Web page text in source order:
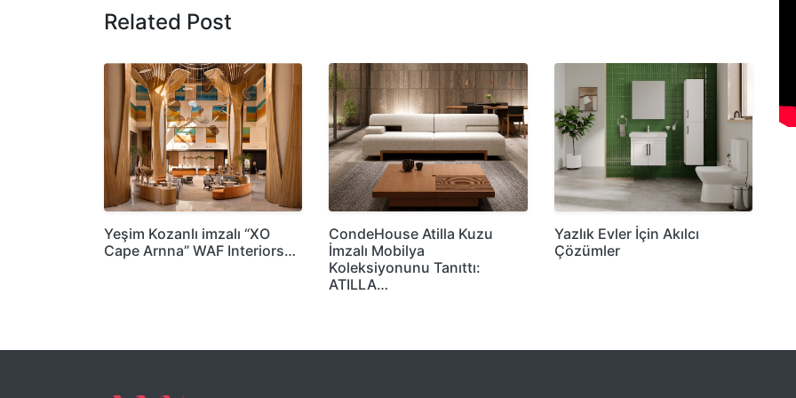
Related Post
Yeşim Kozanlı imzalı “XO
Cape Arnna” WAF Interiors…
CondeHouse Atilla Kuzu
İmzalı Mobilya
Koleksiyonunu Tanıttı:
ATILLA…
Yazlık Evler İçin Akılcı
Çözümler